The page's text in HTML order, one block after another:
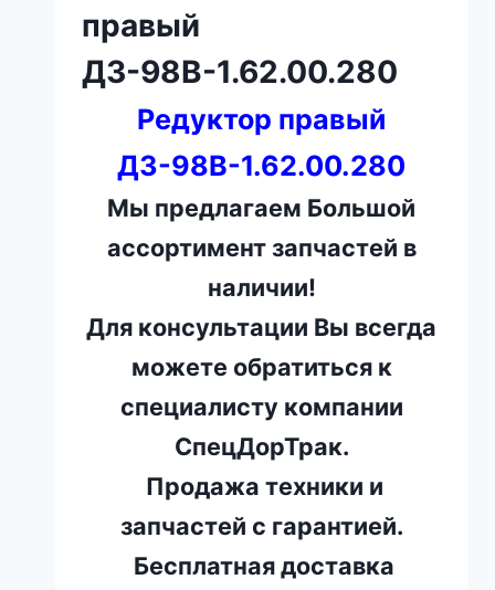
правый
ДЗ-98В-1.62.00.280
Редуктор правый
ДЗ-98В-1.62.00.280
Мы предлагаем Большой
ассортимент запчастей в
наличии!
Для консультации Вы всегда
можете обратиться к
специалисту компании
СпецДорТрак.
Продажа техники и
запчастей с гарантией.
Бесплатная доставка